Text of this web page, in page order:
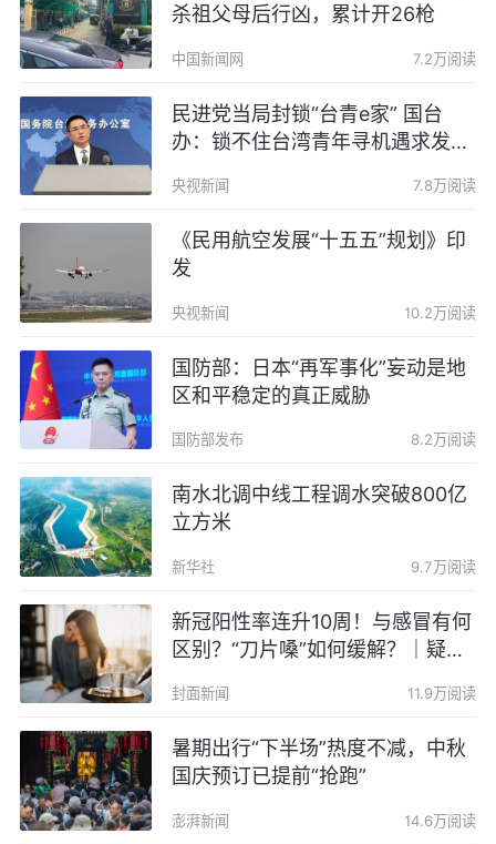
杀祖父母后行凶，累计开26枪
中国新闻网 7.2万阅读
民进党当局封锁“台青e家” 国台
办：锁不住台湾青年寻机遇求发展
央视新闻 7.8万阅读
《民用航空发展“十五五”规划》印
发
央视新闻 10.2万阅读
国防部：日本“再军事化”妄动是地
区和平稳定的真正威胁
国防部发布 8.2万阅读
南水北调中线工程调水突破800亿
立方米
新华社 9.7万阅读
新冠阳性率连升10周！与感冒有何
区别？“刀片嗓”如何缓解？｜疑问
封面新闻 11.9万阅读
暑期出行“下半场”热度不减，中秋
国庆预订已提前“抢跑”
澎湃新闻 14.6万阅读